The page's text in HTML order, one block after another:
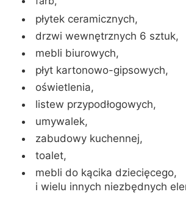
płytek ceramicznych,
drzwi wewnętrznych 6 sztuk,
mebli biurowych,
płyt kartonowo-gipsowych,
oświetlenia,
listew przypodłogowych,
umywalek,
zabudowy kuchennej,
toalet,
mebli do kącika dziecięcego,
i wielu innych niezbędnych